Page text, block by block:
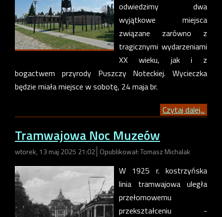
odwiedzimy dwa
wyjątkowe miejsca
związane zarówno z
tragicznymi wydarzeniami
XX wieku, jak i z
bogactwem przyrody Puszczy Noteckiej. Wycieczka
będzie miała miejsce w sobotę, 24 maja br.
Czytaj dalej...
Tramwajowa Noc Muzeów
wtorek, 13 maj 2025 21:02 Opublikował: Tomasz Michalak
W 1925 r. kostrzyńska
linia tramwajowa uległa
przełomowemu
przekształceniu -